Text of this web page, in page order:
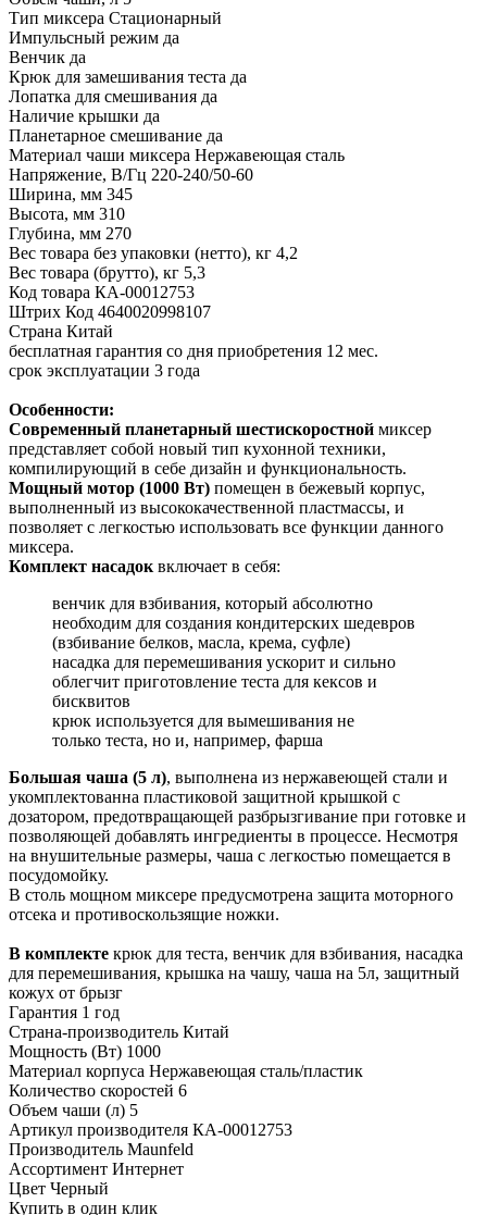
Тип миксера Стационарный
Импульсный режим да
Венчик да
Крюк для замешивания теста да
Лопатка для смешивания да
Наличие крышки да
Планетарное смешивание да
Материал чаши миксера Нержавеющая сталь
Напряжение, В/Гц 220-240/50-60
Ширина, мм 345
Высота, мм 310
Глубина, мм 270
Вес товара без упаковки (нетто), кг 4,2
Вес товара (брутто), кг 5,3
Код товара КА-00012753
Штрих Код 4640020998107
Страна Китай
бесплатная гарантия со дня приобретения 12 мес.
срок эксплуатации 3 года
Особенности:
Современный планетарный шестискоростной миксер
представляет собой новый тип кухонной техники,
компилирующий в себе дизайн и функциональность.
Мощный мотор (1000 Вт) помещен в бежевый корпус,
выполненный из высококачественной пластмассы, и
позволяет с легкостью использовать все функции данного
миксера.
Комплект насадок включает в себя:
венчик для взбивания, который абсолютно
необходим для создания кондитерских шедевров
(взбивание белков, масла, крема, суфле)
насадка для перемешивания ускорит и сильно
облегчит приготовление теста для кексов и
бисквитов
крюк используется для вымешивания не
только теста, но и, например, фарша
Большая чаша (5 л), выполнена из нержавеющей стали и
укомплектованна пластиковой защитной крышкой с
дозатором, предотвращающей разбрызгивание при готовке и
позволяющей добавлять ингредиенты в процессе. Несмотря
на внушительные размеры, чаша с легкостью помещается в
посудомойку.
В столь мощном миксере предусмотрена защита моторного
отсека и противоскользящие ножки.
В комплекте крюк для теста, венчик для взбивания, насадка
для перемешивания, крышка на чашу, чаша на 5л, защитный
кожух от брызг
Гарантия 1 год
Страна-производитель Китай
Мощность (Вт) 1000
Материал корпуса Нержавеющая сталь/пластик
Количество скоростей 6
Объем чаши (л) 5
Артикул производителя КА-00012753
Производитель Maunfeld
Ассортимент Интернет
Цвет Черный
Купить в один клик